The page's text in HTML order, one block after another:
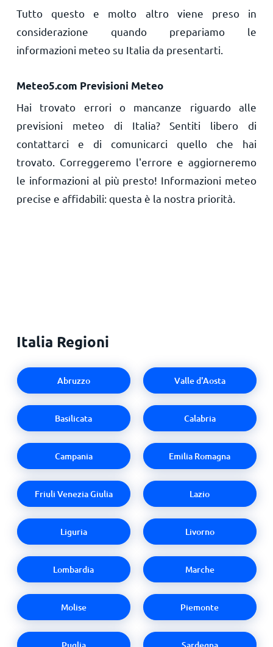
Tutto questo e molto altro viene preso in
considerazione quando prepariamo le
informazioni meteo su Italia da presentarti.
Meteo5.com Previsioni Meteo
Hai trovato errori o mancanze riguardo alle
previsioni meteo di Italia? Sentiti libero di
contattarci e di comunicarci quello che hai
trovato. Correggeremo l'errore e aggiorneremo
le informazioni al più presto! Informazioni meteo
precise e affidabili: questa è la nostra priorità.
Italia Regioni
Abruzzo Valle d'Aosta
Basilicata Calabria
Campania Emilia Romagna
Friuli Venezia Giulia Lazio
Liguria Livorno
Lombardia Marche
Molise Piemonte